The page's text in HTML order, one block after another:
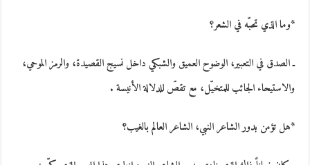
*وما الذي تحبّه في الشعر؟
ـ الصدق في التعبير، الوضوح العميق والشبكي داخل نسيج القصيدة، والرمز الموحي،
والاستيحاء الجائب للمتخيّل، مع تقصّ للدلالة الأنيسة .
*هل تؤمن بدور الشاعر النبي، الشاعر العالم بالغيب؟